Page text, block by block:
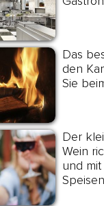
Das
den
Sie
Der
Wein
und